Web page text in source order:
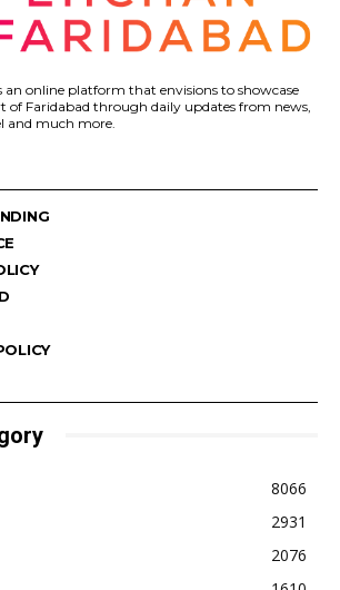
an online platform that envisions to showcase
of Faridabad through daily updates from news,
and much more.
8066
2931
2076